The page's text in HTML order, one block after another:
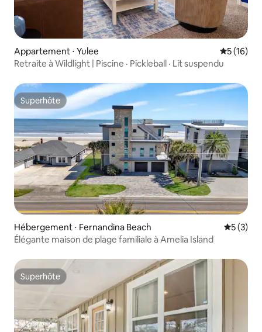
Appartement ⋅ Yulee
5 (16)
Retraite à Wildlight | Piscine · Pickleball · Lit suspendu
Superhôte
Superhôte
Hébergement ⋅ Fernandina Beach
5 (3)
Élégante maison de plage familiale à Amelia Island
Superhôte
Superhôte